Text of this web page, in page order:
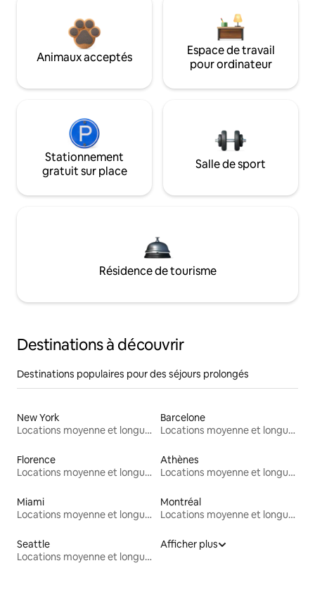
Animaux acceptés
Espace de travail
pour ordinateur
Stationnement
gratuit sur place
Salle de sport
Résidence de tourisme
Destinations à découvrir
Destinations populaires pour des séjours prolongés
New York
Locations moyenne et longue durée
Barcelone
Locations moyenne et longue durée
Florence
Locations moyenne et longue durée
Athènes
Locations moyenne et longue durée
Miami
Locations moyenne et longue durée
Montréal
Locations moyenne et longue durée
Seattle
Locations moyenne et longue durée
Afficher plus